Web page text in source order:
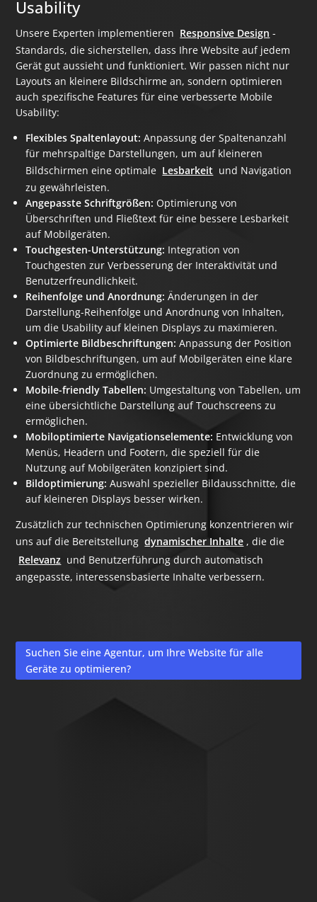
Usability
Unsere Experten implementieren Responsive Design -
Standards, die sicherstellen, dass Ihre Website auf jedem
Gerät gut aussieht und funktioniert. Wir passen nicht nur
Layouts an kleinere Bildschirme an, sondern optimieren
auch spezifische Features für eine verbesserte Mobile
Usability:
Flexibles Spaltenlayout: Anpassung der Spaltenanzahl
für mehrspaltige Darstellungen, um auf kleineren
Bildschirmen eine optimale Lesbarkeit und Navigation
zu gewährleisten.
Angepasste Schriftgrößen: Optimierung von
Überschriften und Fließtext für eine bessere Lesbarkeit
auf Mobilgeräten.
Touchgesten-Unterstützung: Integration von
Touchgesten zur Verbesserung der Interaktivität und
Benutzerfreundlichkeit.
Reihenfolge und Anordnung: Änderungen in der
Darstellung-Reihenfolge und Anordnung von Inhalten,
um die Usability auf kleinen Displays zu maximieren.
Optimierte Bildbeschriftungen: Anpassung der Position
von Bildbeschriftungen, um auf Mobilgeräten eine klare
Zuordnung zu ermöglichen.
Mobile-friendly Tabellen: Umgestaltung von Tabellen, um
eine übersichtliche Darstellung auf Touchscreens zu
ermöglichen.
Mobiloptimierte Navigationselemente: Entwicklung von
Menüs, Headern und Footern, die speziell für die
Nutzung auf Mobilgeräten konzipiert sind.
Bildoptimierung: Auswahl spezieller Bildausschnitte, die
auf kleineren Displays besser wirken.
Zusätzlich zur technischen Optimierung konzentrieren wir
uns auf die Bereitstellung dynamischer Inhalte , die die
Relevanz und Benutzerführung durch automatisch
angepasste, interessensbasierte Inhalte verbessern.
Suchen Sie eine Agentur, um Ihre Website für alle
Geräte zu optimieren?